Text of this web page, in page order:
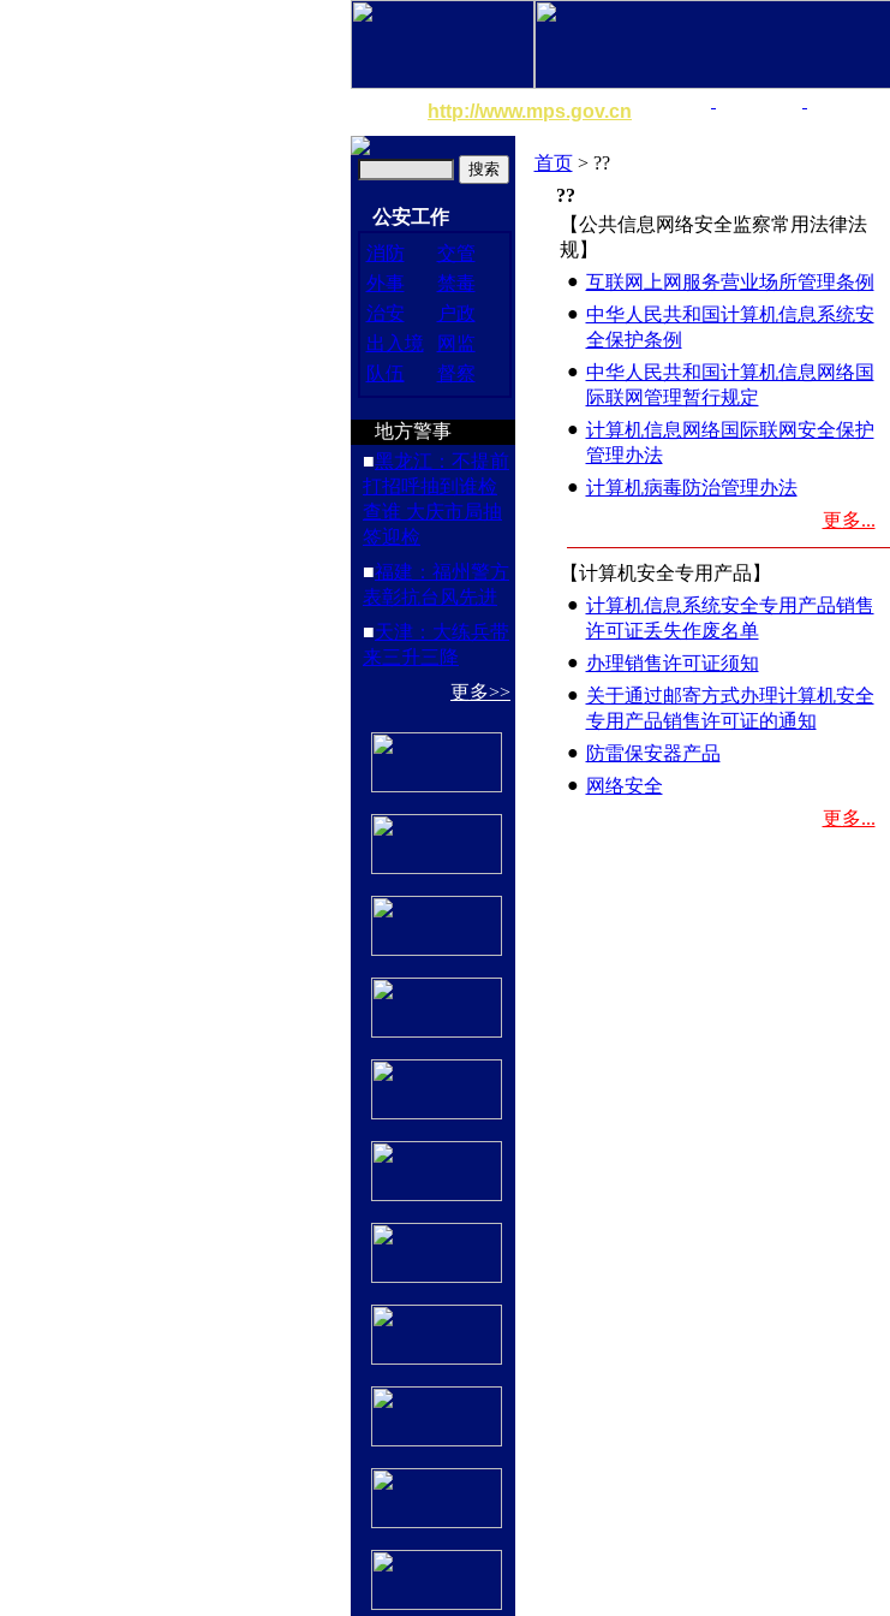
http://www.mps.gov.cn
公安工作
消防
交管
外事
禁毒
治安
户政
出入境
网监
队伍
督察
地方警事
■黑龙江：不提前
打招呼抽到谁检
查谁 大庆市局抽
签迎检
■福建：福州警方
表彰抗台风先进
■天津：大练兵带
来三升三降
更多>>
首页> ??
??
【公共信息网络安全监察常用法律法
规】
● 互联网上网服务营业场所管理条例
● 中华人民共和国计算机信息系统安
全保护条例
● 中华人民共和国计算机信息网络国
际联网管理暂行规定
● 计算机信息网络国际联网安全保护
管理办法
● 计算机病毒防治管理办法
更多...
【计算机安全专用产品】
● 计算机信息系统安全专用产品销售
许可证丢失作废名单
● 办理销售许可证须知
● 关于通过邮寄方式办理计算机安全
专用产品销售许可证的通知
● 防雷保安器产品
● 网络安全
更多...